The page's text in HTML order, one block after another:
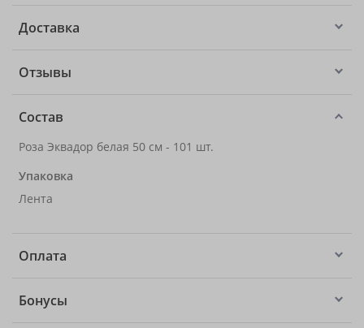
Доставка
Отзывы
Состав
Роза Эквадор белая 50 см - 101 шт.
Упаковка
Лента
Оплата
Бонусы